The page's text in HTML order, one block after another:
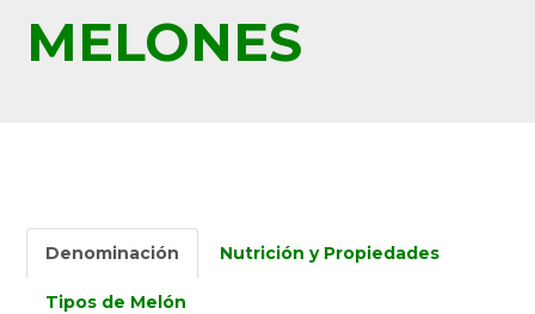
MELONES
Denominación Nutrición y Propiedades
Tipos de Melón